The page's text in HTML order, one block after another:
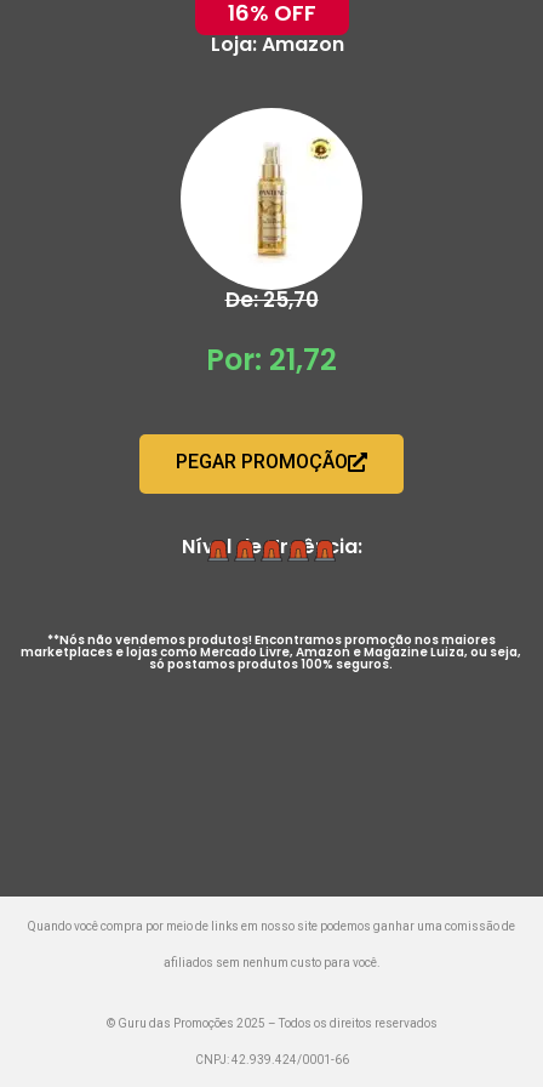
16% OFF
Loja:Amazon
De: 25,70
Por: 21,72
PEGAR PROMOÇÃO
Nível de Urgência:
**Nós não vendemos produtos! Encontramos promoção nos maiores
marketplaces e lojas como Mercado Livre, Amazon e Magazine Luiza, ou seja,
só postamos produtos 100% seguros.
Quando você compra por meio de links em nosso site podemos ganhar uma comissão de
afiliados sem nenhum custo para você.
© Guru das Promoções 2025 – Todos os direitos reservados
CNPJ: 42.939.424/0001-66